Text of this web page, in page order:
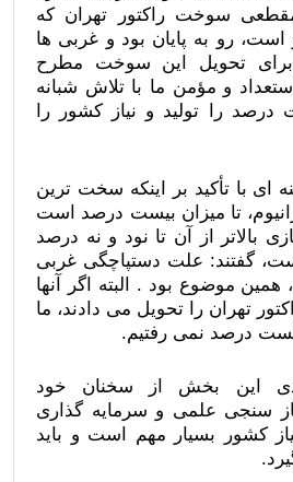
سوخت راکتور تهران که
است، رو به پایان بود و غربی ها
تحویل این سوخت مطرح
و مؤمن ما با تلاش شبانه
درصد را تولید و نیاز کشور را
ای با تأکید بر اینکه سخت ترین
تا میزان بیست درصد است
بالاتر از آن تا نود و نه درصد
گفتند: علت دستپاچگی غربی
موضوع بود . البته اگر آنها
تهران را تحویل می دادند، ما
درصد نمی رفتیم.
این بخش از سخنان خود
سنجی علمی و سرمایه گذاری
کشور بسیار مهم است و باید